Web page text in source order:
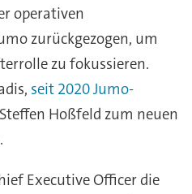
operativen
zurückgezogen, um
zu fokussieren.
seit 2020 Jumo-
Hoßfeld zum neuen
Executive Officer die